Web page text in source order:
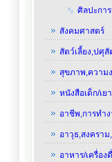
ศิลปะกา
สังคมศาสตร์
สัตว์เลี้ยง,ปศุสั
สุขภาพ,ความ
หนังสือเด็ก/เย
อาชีพ,การทำ
อาวุธ,สงคราม
อาหาร/เครื่อง